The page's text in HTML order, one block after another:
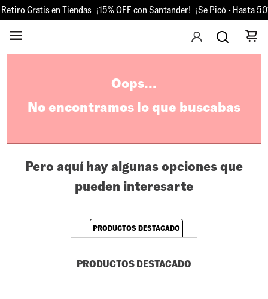
Retiro Gratis en Tiendas ¡15% OFF con Santander! ¡Se
Oops...
No encontramos lo que buscabas
Pero aquí hay algunas opciones que
pueden interesarte
PRODUCTOS DESTACADO
PRODUCTOS DESTACADO